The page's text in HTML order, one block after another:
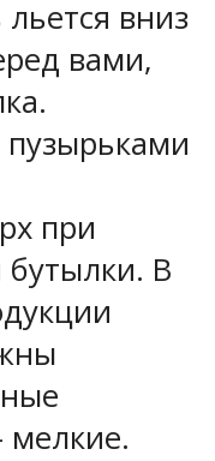
вниз
вами,
при
бутылки. В
мелкие.